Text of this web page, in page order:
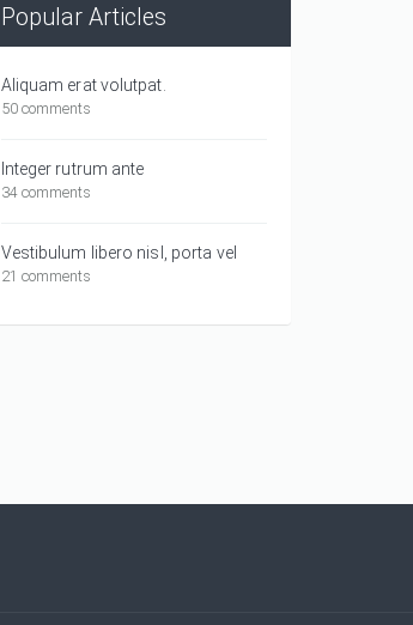
Popular Articles
Aliquam erat volutpat.
50 comments
Integer rutrum ante
34 comments
Vestibulum libero nisl, porta vel
21 comments